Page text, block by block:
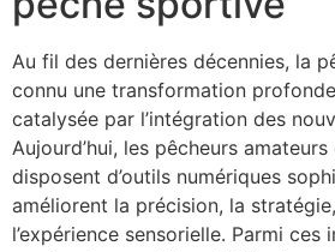
Au fil des dernières décennies, la
connu une transformation
catalysée par l’intégration des
Aujourd’hui, les pêcheurs
disposent d’outils numériques
améliorent la précision, la
l’expérience sensorielle. Parmi ces